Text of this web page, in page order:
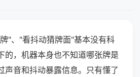
"、"看抖动猜牌面"基本没有科
的，机器本身也不知道哪张牌是
声音和抖动暴露信息。只有懂了